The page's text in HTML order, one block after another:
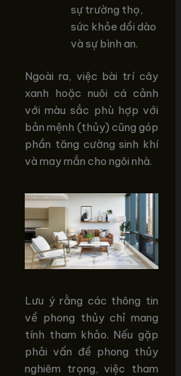
sự trường thọ,
sức khỏe dồi dào
và sự bình an.
Ngoài ra, việc bài trí cây
xanh hoặc nuôi cá cảnh
với màu sắc phù hợp với
bản mệnh (thủy) cũng góp
phần tăng cường sinh khí
và may mắn cho ngôi nhà.
Lưu ý rằng các thông tin
về phong thủy chỉ mang
tính tham khảo. Nếu gặp
phải vấn đề phong thủy
nghiêm trọng, việc tham